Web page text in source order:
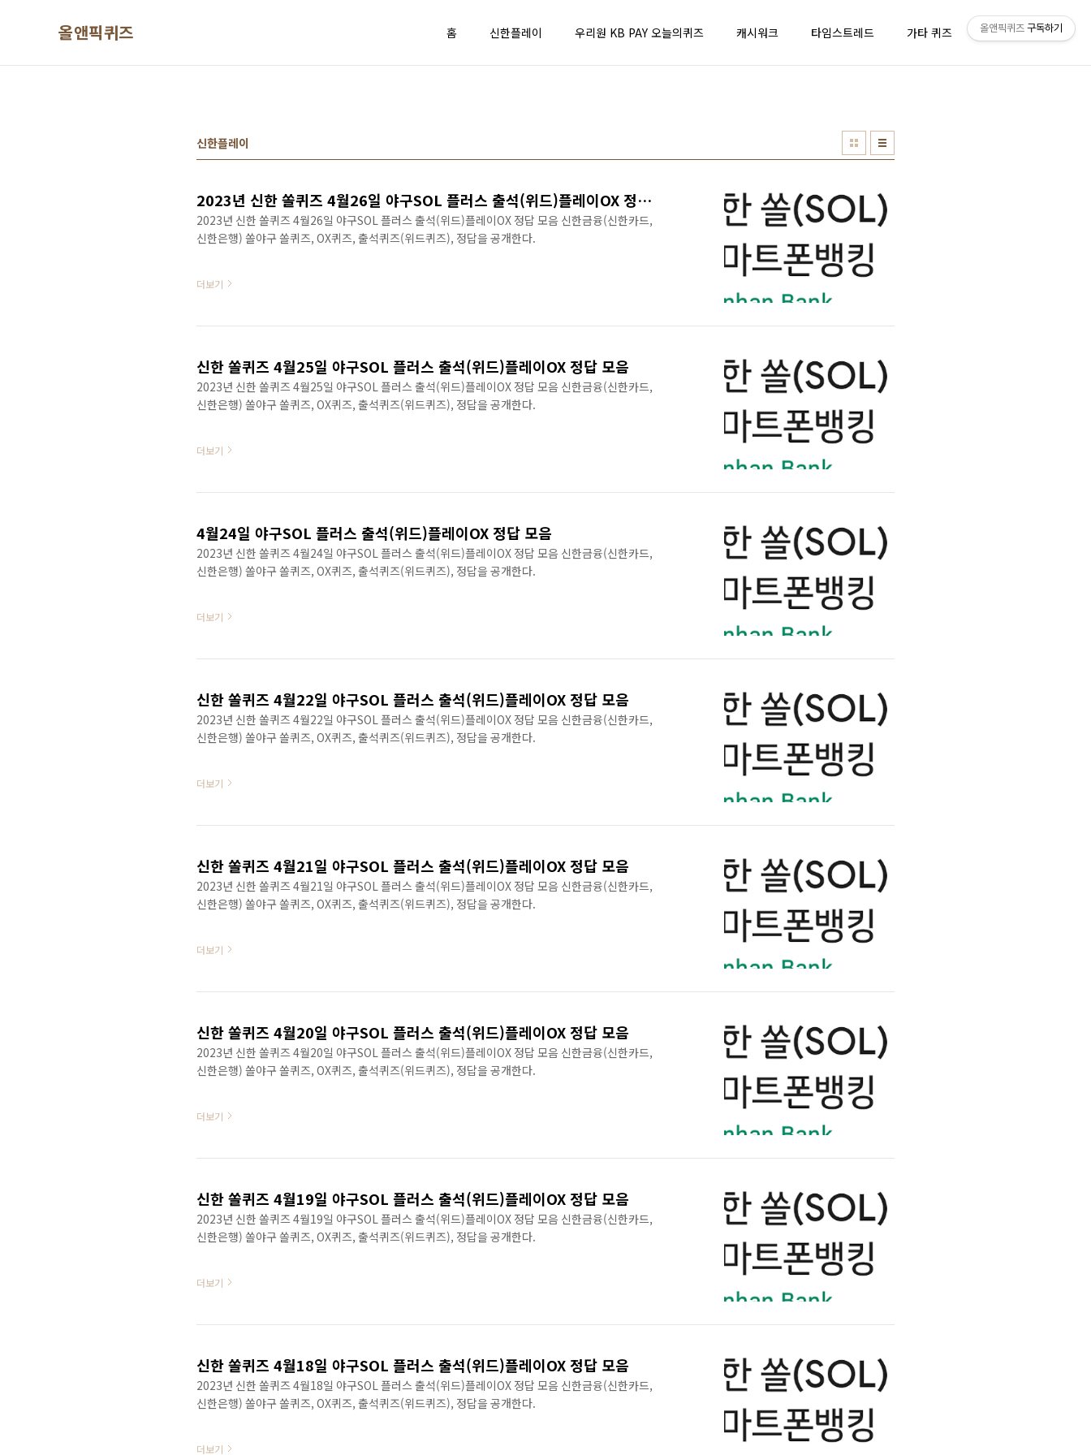
올앤픽퀴즈 홈 신한플레이 우리원 KB PAY 오늘의퀴즈 캐시워크 타임스트레드 가타 퀴즈 올앤픽
신한플레이
2023년 신한 쏠퀴즈 4월26일 야구SOL 플러스 출석(위드)플레이OX 정답 모음
2023년 신한 쏠퀴즈 4월26일 야구SOL 플러스 출석(위드)플레이OX 정답 모음 신한금융(신한카드,
신한은행) 쏠야구 쏠퀴즈, OX퀴즈, 출석퀴즈(위드퀴즈), 정답을 공개한다.
더보기
신한 쏠퀴즈 4월25일 야구SOL 플러스 출석(위드)플레이OX 정답 모음
2023년 신한 쏠퀴즈 4월25일 야구SOL 플러스 출석(위드)플레이OX 정답 모음 신한금융(신한카드,
신한은행) 쏠야구 쏠퀴즈, OX퀴즈, 출석퀴즈(위드퀴즈), 정답을 공개한다.
더보기
4월24일 야구SOL 플러스 출석(위드)플레이OX 정답 모음
2023년 신한 쏠퀴즈 4월24일 야구SOL 플러스 출석(위드)플레이OX 정답 모음 신한금융(신한카드,
신한은행) 쏠야구 쏠퀴즈, OX퀴즈, 출석퀴즈(위드퀴즈), 정답을 공개한다.
더보기
신한 쏠퀴즈 4월22일 야구SOL 플러스 출석(위드)플레이OX 정답 모음
2023년 신한 쏠퀴즈 4월22일 야구SOL 플러스 출석(위드)플레이OX 정답 모음 신한금융(신한카드,
신한은행) 쏠야구 쏠퀴즈, OX퀴즈, 출석퀴즈(위드퀴즈), 정답을 공개한다.
더보기
신한 쏠퀴즈 4월21일 야구SOL 플러스 출석(위드)플레이OX 정답 모음
2023년 신한 쏠퀴즈 4월21일 야구SOL 플러스 출석(위드)플레이OX 정답 모음 신한금융(신한카드,
신한은행) 쏠야구 쏠퀴즈, OX퀴즈, 출석퀴즈(위드퀴즈), 정답을 공개한다.
더보기
신한 쏠퀴즈 4월20일 야구SOL 플러스 출석(위드)플레이OX 정답 모음
2023년 신한 쏠퀴즈 4월20일 야구SOL 플러스 출석(위드)플레이OX 정답 모음 신한금융(신한카드,
신한은행) 쏠야구 쏠퀴즈, OX퀴즈, 출석퀴즈(위드퀴즈), 정답을 공개한다.
더보기
신한 쏠퀴즈 4월19일 야구SOL 플러스 출석(위드)플레이OX 정답 모음
2023년 신한 쏠퀴즈 4월19일 야구SOL 플러스 출석(위드)플레이OX 정답 모음 신한금융(신한카드,
신한은행) 쏠야구 쏠퀴즈, OX퀴즈, 출석퀴즈(위드퀴즈), 정답을 공개한다.
더보기
신한 쏠퀴즈 4월18일 야구SOL 플러스 출석(위드)플레이OX 정답 모음
2023년 신한 쏠퀴즈 4월18일 야구SOL 플러스 출석(위드)플레이OX 정답 모음 신한금융(신한카드,
신한은행) 쏠야구 쏠퀴즈, OX퀴즈, 출석퀴즈(위드퀴즈), 정답을 공개한다.
더보기
올앤픽퀴즈 구독하기